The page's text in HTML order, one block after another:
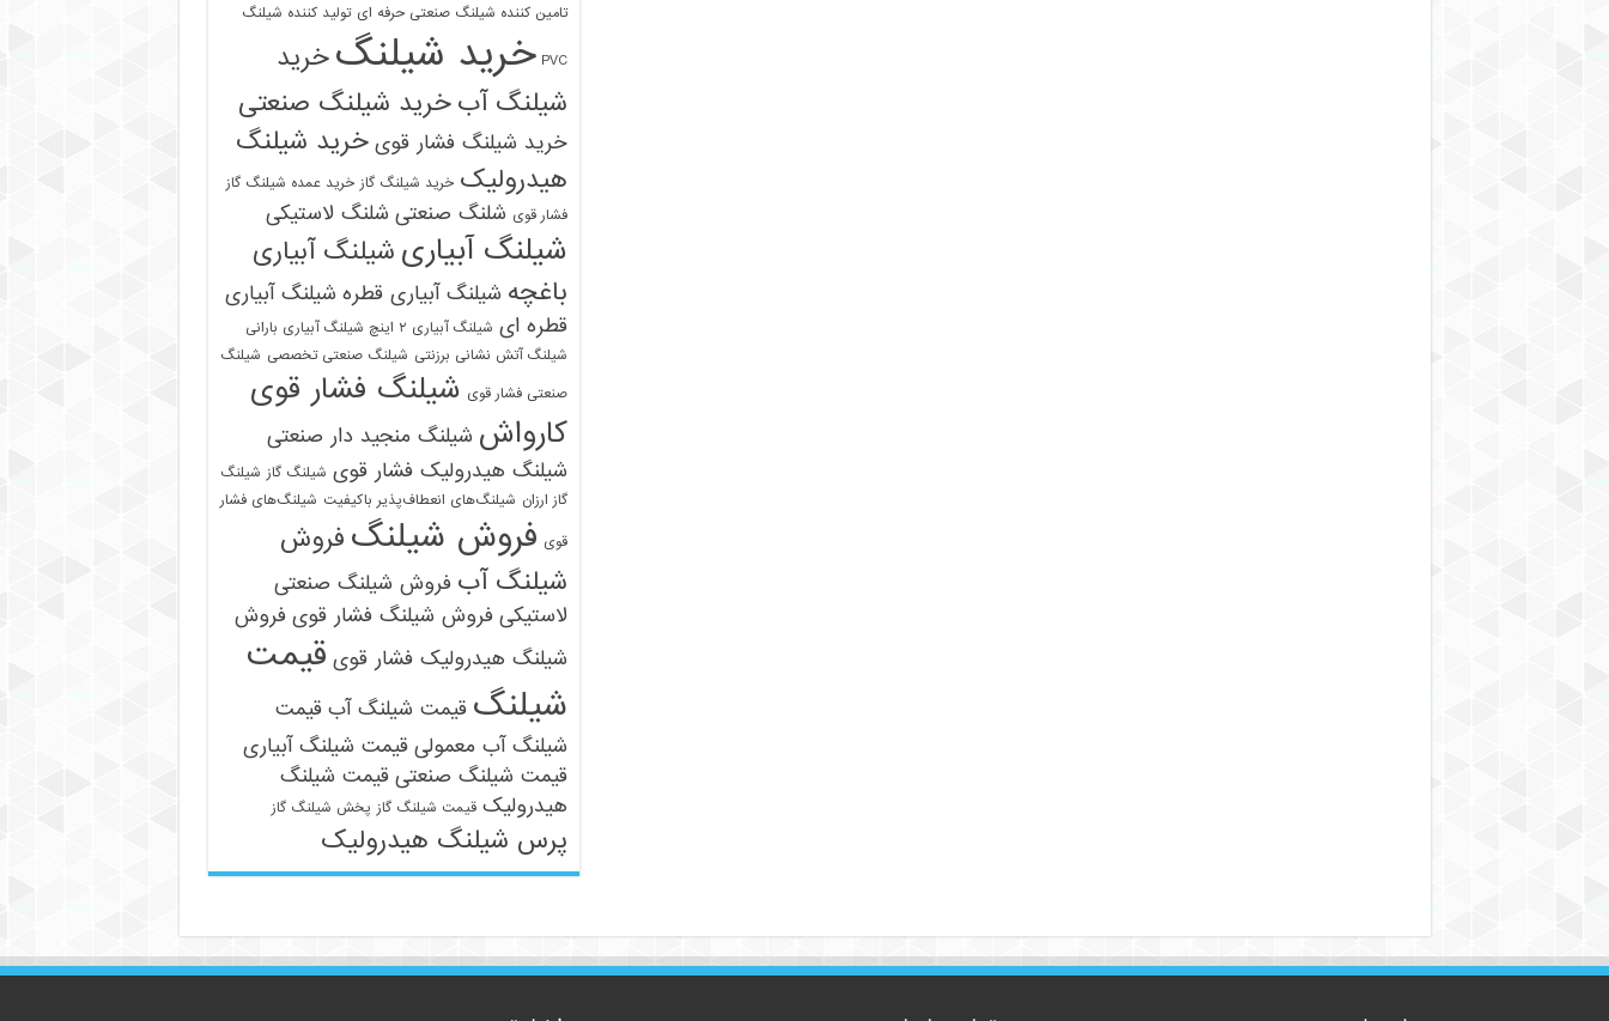
تامین کننده شیلنگ صنعتی حرفه ای تولید کننده شیلنگ
PVC خرید شیلنگ خرید
شیلنگ آب خرید شیلنگ صنعتی
خرید شیلنگ فشار قوی خرید شیلنگ
هیدرولیک خرید شیلنگ گاز خرید عمده شیلنگ گاز
فشار قوی شلنگ صنعتی شلنگ لاستیکی
شیلنگ آبیاری شیلنگ آبیاری
باغچه شیلنگ آبیاری قطره شیلنگ آبیاری
قطره ای شیلنگ آبیاری ۲ اینچ شیلنگ آبیاری بارانی
شیلنگ آتش نشانی برزنتی شیلنگ صنعتی تخصصی شیلنگ
صنعتی فشار قوی شیلنگ فشار قوی
کارواش شیلنگ منجید دار صنعتی
شیلنگ هیدرولیک فشار قوی شیلنگ گاز شیلنگ
گاز ارزان شیلنگ‌های انعطاف‌پذیر باکیفیت شیلنگ‌های فشار
قوی فروش شیلنگ فروش
شیلنگ آب فروش شیلنگ صنعتی
لاستیکی فروش شیلنگ فشار قوی فروش
شیلنگ هیدرولیک فشار قوی قیمت
شیلنگ قیمت شیلنگ آب قیمت
شیلنگ آب معمولی قیمت شیلنگ آبیاری
قیمت شیلنگ صنعتی قیمت شیلنگ
هیدرولیک قیمت شیلنگ گاز پخش شیلنگ گاز
پرس شیلنگ هیدرولیک